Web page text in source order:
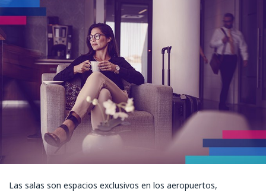
Las salas son espacios exclusivos en los aeropuertos,